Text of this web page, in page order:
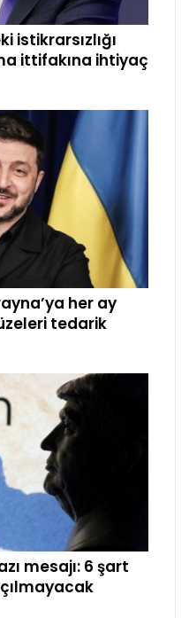
istikrarsızlığı
ittifakına ihtiyaç
her ay
tedarik
mesajı: 6 şart